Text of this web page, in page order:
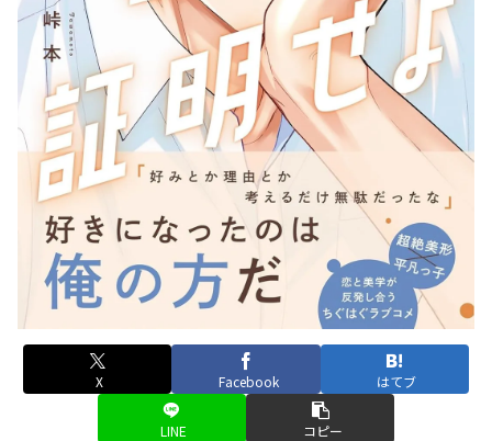
X Facebook はてブ
LINE コピー